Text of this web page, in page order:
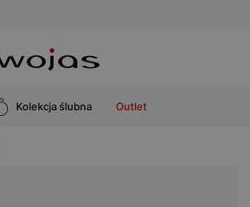
Kolekcja ślubna Outlet